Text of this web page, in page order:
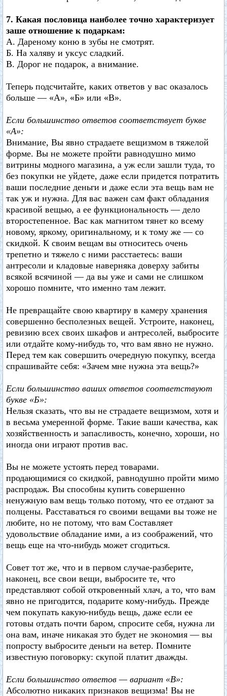
7. Какая пословица наиболее точно характеризует
заше отношение к подаркам:
А. Дареному коню в зубы не смотрят.
Б. На халяву и уксус сладкий.
В. Дорог не подарок, а внимание.
Теперь подсчитайте, каких ответов у вас оказалось
больше — «А», «Б» или «В».
Если большинство ответов соответствует букве
«А»:
Внимание, Вы явно страдаете вещизмом в тяжелой
форме. Вы не можете пройти равнодушно мимо
витрины модного магазина, а уж если зашли туда, то
без покупки не уйдете, даже если придется потратить
ваши последние деньги и даже если эта вещь вам не
так уж и нужна. Для вас важен сам факт обладания
красивой вещью, а ее функциональность — дело
второстепенное. Вас как магнитом тянет ко всему
новому, яркому, оригинальному, и к тому же — со
скидкой. К своим вещам вы относитесь очень
трепетно и тяжело с ними расстаетесь: ваши
антресоли и кладовые наверняка доверху забиты
всякой всячиной — да вы уже и сами не слишком
хорошо помните, что именно там лежит.
Не превращайте свою квартиру в камеру хранения
совершенно бесполезных вещей. Устроите, наконец,
ревизию всех своих шкафов и антресолей, выбросите
или отдайте кому-нибудь то, что вам явно не нужно.
Перед тем как совершить очередную покупку, всегда
спрашивайте себя: «Зачем мне нужна эта вещь?»
Если большинство ваших ответов соответствуют
букве «Б»:
Нельзя сказать, что вы не страдаете вещизмом, хотя и
в весьма умеренной форме. Такие ваши качества, как
хозяйственность и запасливость, конечно, хороши, но
иногда они играют против вас.
Вы не можете устоять перед товарами.
продающимися со скидкой, равнодушно пройти мимо
распродаж. Вы способны купить совершенно
ненужную вам вещь только потому, что ее отдают за
полцены. Расставаться го своими вещами вы тоже не
любите, но не потому, что вам Составляет
удовольствие обладание ими, а из соображений, что
вещь еще на что-нибудь может сгодиться.
Совет тот же, что и в первом случае-разберите,
наконец, все свои вещи, выбросите те, что
представляют собой откровенный хлач, а то, что вам
явно не пригодится, подарите кому-нибудь. Прежде
чем покупать какую-нибудь вещь, даже если ее
готовы отдать почти баром, спросите себя, нужна ли
она вам, иначе никакая это будет не экономия — вы
попросту выбросите деньги на ветер. Помните
известную поговорку: скупой платит дважды.
Если большинство ответов — вариант «В»:
Абсолютно никаких признаков вещизма! Вы не